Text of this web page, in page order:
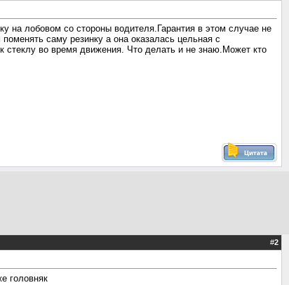
на лобовом со стороны водителя.Гарантия в этом случае не
саму резинку а она оказалась цельная с
стеклу во время движения. Что делать и не знаю.Может кто
#2
головняк